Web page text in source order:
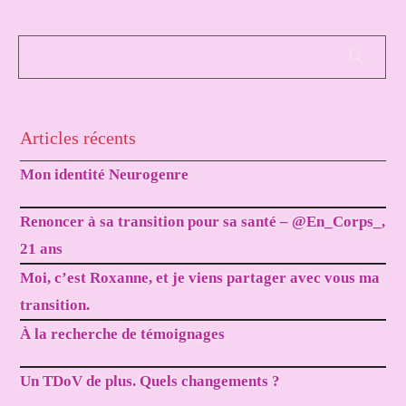
Articles récents
Mon identité Neurogenre
Renoncer à sa transition pour sa santé – @En_Corps_,
21 ans
Moi, c’est Roxanne, et je viens partager avec vous ma
transition.
À la recherche de témoignages
Un TDoV de plus. Quels changements ?